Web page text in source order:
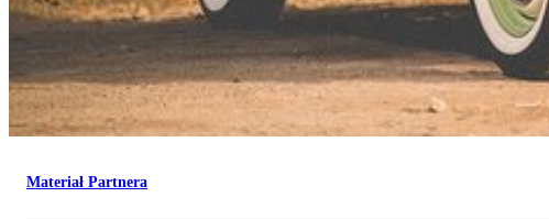
Materiał Partnera